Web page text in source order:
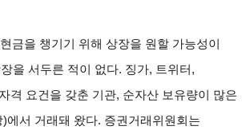
금을 챙기기 위해 상장을 원할 가능성이
을 서두른 적이 없다. 징가, 트위터,
격 요건을 갖춘 기관, 순자산 보유량이 많은
에서 거래돼 왔다. 증권거래위원회는